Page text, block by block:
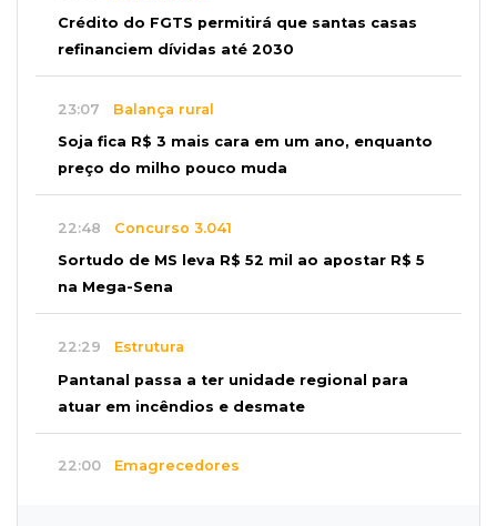
Crédito do FGTS permitirá que santas casas
refinanciem dívidas até 2030
23:07 Balança rural
Soja fica R$ 3 mais cara em um ano, enquanto
preço do milho pouco muda
22:48 Concurso 3.041
Sortudo de MS leva R$ 52 mil ao apostar R$ 5
na Mega-Sena
22:29 Estrutura
Pantanal passa a ter unidade regional para
atuar em incêndios e desmate
22:00 Emagrecedores